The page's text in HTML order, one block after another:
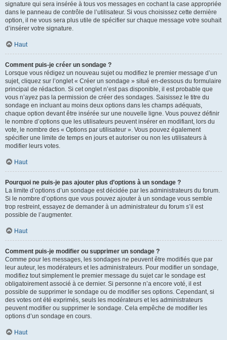
signature qui sera insérée à tous vos messages en cochant la case appropriée
dans le panneau de contrôle de l’utilisateur. Si vous choisissez cette dernière
option, il ne vous sera plus utile de spécifier sur chaque message votre souhait
d’insérer votre signature.
Haut
Comment puis-je créer un sondage ?
Lorsque vous rédigez un nouveau sujet ou modifiez le premier message d’un
sujet, cliquez sur l’onglet « Créer un sondage » situé en-dessous du formulaire
principal de rédaction. Si cet onglet n’est pas disponible, il est probable que
vous n’ayez pas la permission de créer des sondages. Saisissez le titre du
sondage en incluant au moins deux options dans les champs adéquats,
chaque option devant être insérée sur une nouvelle ligne. Vous pouvez définir
le nombre d’options que les utilisateurs peuvent insérer en modifiant, lors du
vote, le nombre des « Options par utilisateur ». Vous pouvez également
spécifier une limite de temps en jours et autoriser ou non les utilisateurs à
modifier leurs votes.
Haut
Pourquoi ne puis-je pas ajouter plus d’options à un sondage ?
La limite d’options d’un sondage est décidée par les administrateurs du forum.
Si le nombre d’options que vous pouvez ajouter à un sondage vous semble
trop restreint, essayez de demander à un administrateur du forum s’il est
possible de l’augmenter.
Haut
Comment puis-je modifier ou supprimer un sondage ?
Comme pour les messages, les sondages ne peuvent être modifiés que par
leur auteur, les modérateurs et les administrateurs. Pour modifier un sondage,
modifiez tout simplement le premier message du sujet car le sondage est
obligatoirement associé à ce dernier. Si personne n’a encore voté, il est
possible de supprimer le sondage ou de modifier ses options. Cependant, si
des votes ont été exprimés, seuls les modérateurs et les administrateurs
peuvent modifier ou supprimer le sondage. Cela empêche de modifier les
options d’un sondage en cours.
Haut